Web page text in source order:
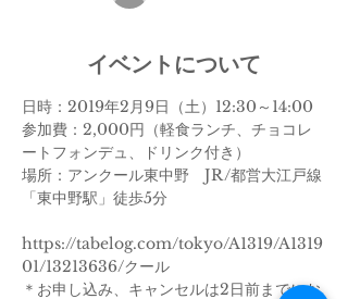
イベントについて
日時：2019年2月9日（土）12:30～14:00
参加費：2,000円（軽食ランチ、チョコレ
ートフォンデュ、ドリンク付き）
場所：アンクール東中野　JR/都営大江戸線
「東中野駅」徒歩5分
https://tabelog.com/tokyo/A1319/A1319
01/13213636/クール
＊お申し込み、キャンセルは2日前までにお